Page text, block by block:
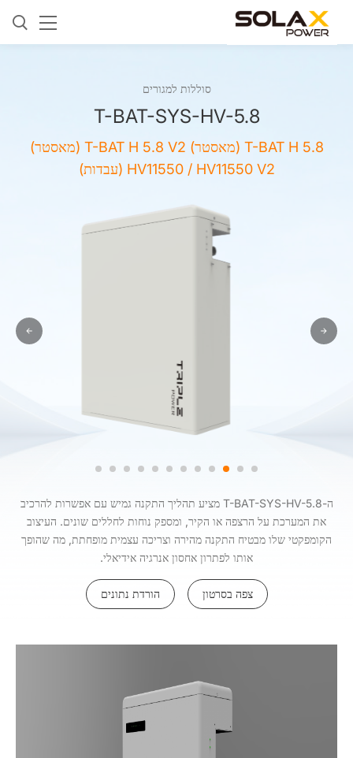
סוללות למגורים
T-BAT-SYS-HV-5.8
T-BAT H 5.8 (מאסטר) T-BAT H 5.8 V2 (מאסטר)
HV11550 / HV11550 V2 (עבדות)
ה-T-BAT-SYS-HV-5.8 מציע תהליך התקנה גמיש עם אפשרות להרכיב
את המערכת על הרצפה או הקיר, ומספק נוחות לחללים שונים. העיצוב
הקומפקטי שלו מבטיח התקנה מהירה וצריכה עצמית מופחתת, מה שהופך
אותו לפתרון אחסון אנרגיה אידיאלי.
צפה בסרטון הורדת נתונים